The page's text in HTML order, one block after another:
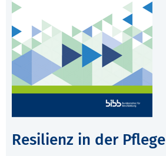
Resilienz in der Pflege